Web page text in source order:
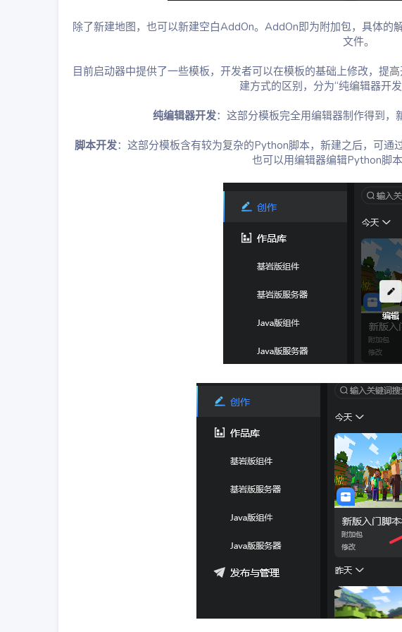
除了新建地图，也可以新建空白AddOn。AddOn即为附加包，具体的
文件。
目前启动器中提供了一些模板，开发者可以在模板的基础上修改，提
建方式的区别，分为“纯编辑器开发
纯编辑器开发：这部分模板完全用编辑器制作得到，
脚本开发：这部分模板含有较为复杂的Python脚本，新建之后，可通
也可以用编辑器编辑Python脚本